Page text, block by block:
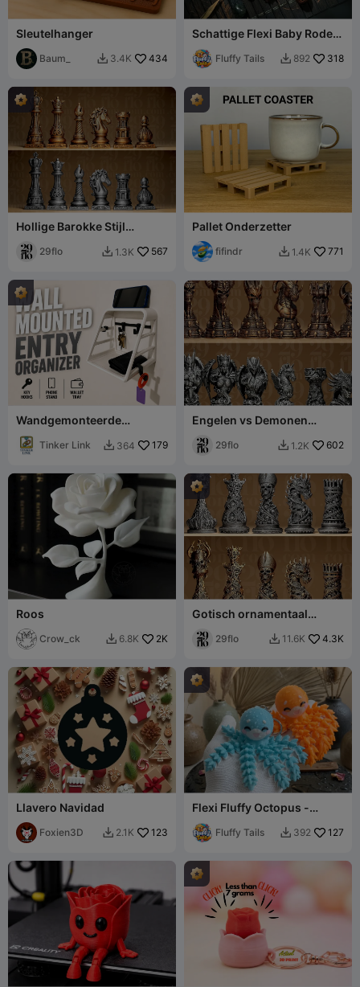
Sleutelhanger
Baum_  3.4K 434
Schattige Flexi Baby Rode
Panda met Pluizige Staart -
Speelgoed/ Sleutelhanger/
Magneet
Fluffy Tails  892 318
Hollige Barokke Stijl
Set - Gedetailleerde Fi
29flo  1.3K 567
Pallet Onderzetter
fifindr  1.4K 771
Wandgemonteerde
halorganizer
Tinker Link  364 179
Engelen vs Demonen
29flo  1.2K 602
Roos
Crow_ck  6.8K 2K
Gotisch ornamentaal
29flo  11.6K 4.3K
Llavero Navidad
Foxien3D  2.1K 123
Flexi Fluffy Octopus -
Gearticuleerd Speelgoed,
Sleutelhanger en Magneet
Fluffy Tails  392 127